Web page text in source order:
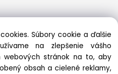
Súbory cookie a ďalšie
na zlepšenie vášho
webových stránok na to, aby
obsah a cielené reklamy,